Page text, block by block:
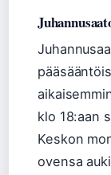
klo 18:aan
Keskon
ovensa